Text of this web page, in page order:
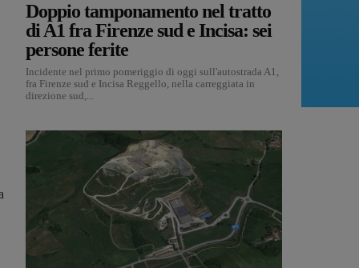
Doppio tamponamento nel tratto
di A1 fra Firenze sud e Incisa: sei
persone ferite
Incidente nel primo pomeriggio di oggi sull'autostrada A1,
fra Firenze sud e Incisa Reggello, nella carreggiata in
direzione sud,...